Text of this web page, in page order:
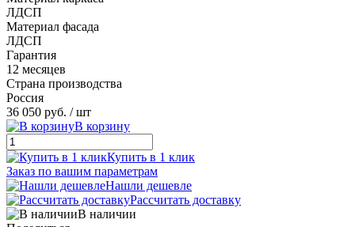
ЛДСП
Материал фасада
ЛДСП
Гарантия
12 месяцев
Страна производства
Россия
36 050 руб. / шт
В корзину
Купить в 1 клик
Заказ по вашим параметрам
Нашли дешевле
Рассчитать доставку
В наличии